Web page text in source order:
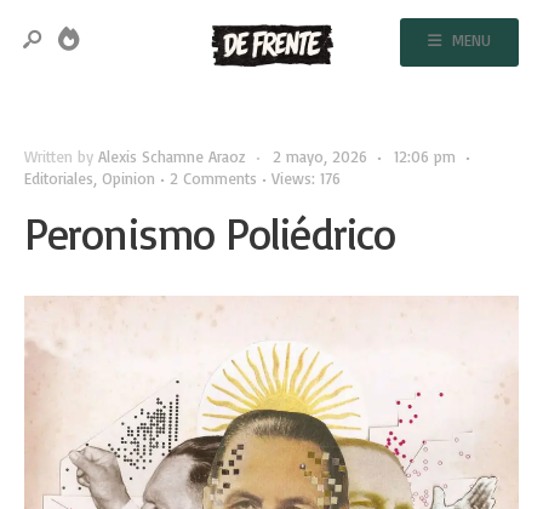
MENU
Written by Alexis Schamne Araoz • 2 mayo, 2026 • 12:06 pm
•
Editoriales Opinion • 2 Comments • Views: 176
Peronismo Poliédrico